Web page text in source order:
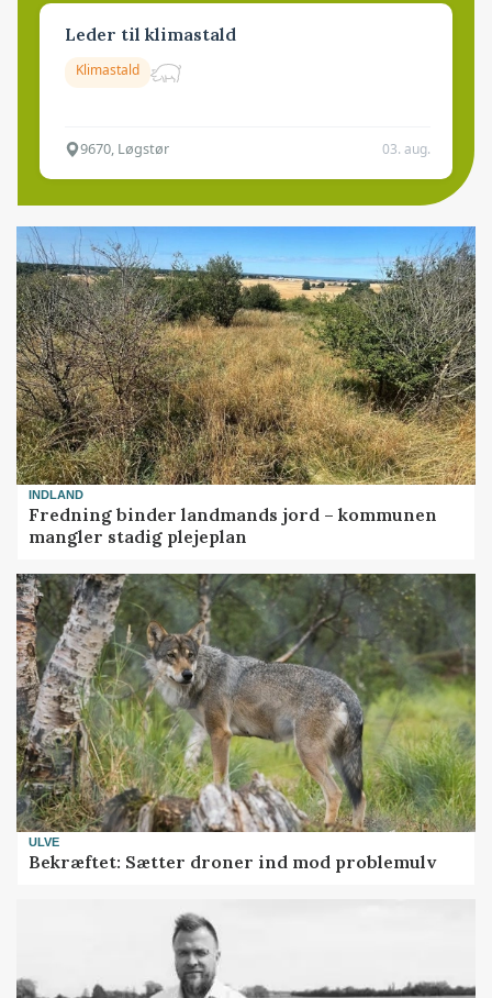
Leder til klimastald
Klimastald
9670, Løgstør 03. aug.
INDLAND
Fredning binder landmands jord – kommunen
mangler stadig plejeplan
ULVE
Bekræftet: Sætter droner ind mod problemulv